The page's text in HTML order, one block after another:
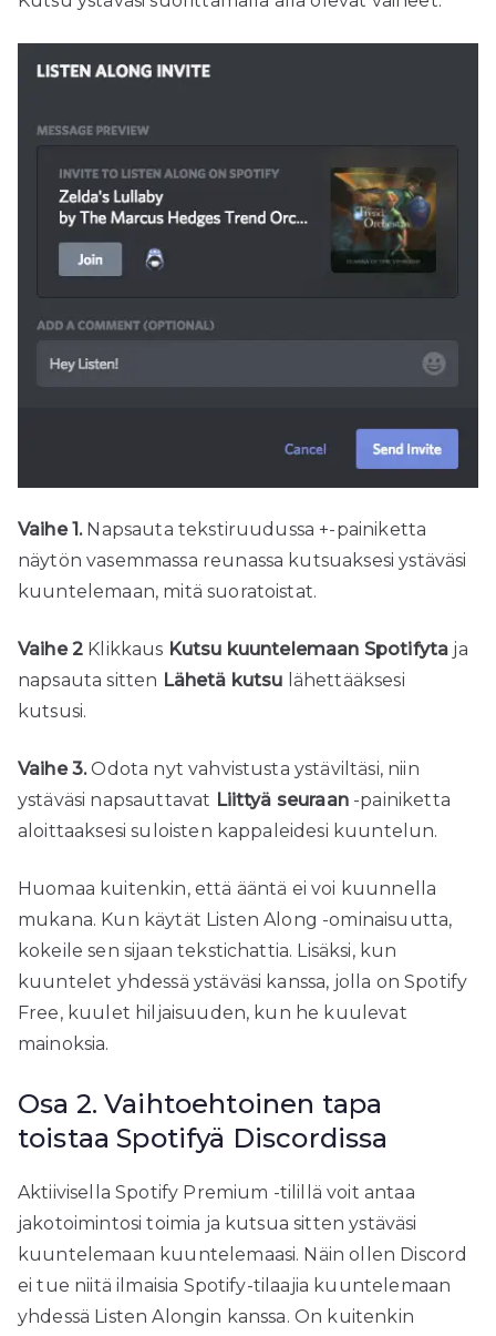
Vaihe 1.Napsauta tekstiruudussa +-painiketta
näytön vasemmassa reunassa kutsuaksesi ystäväsi
kuuntelemaan, mitä suoratoistat.
Vaihe 2 Klikkaus Kutsu kuuntelemaan Spotifyta ja
napsauta sitten Lähetä kutsu lähettääksesi
kutsusi.
Vaihe 3.Odota nyt vahvistusta ystäviltäsi, niin
ystäväsi napsauttavat Liittyä seuraan-painiketta
aloittaaksesi suloisten kappaleidesi kuuntelun.
Huomaa kuitenkin, että ääntä ei voi kuunnella
mukana. Kun käytät Listen Along -ominaisuutta,
kokeile sen sijaan tekstichattia. Lisäksi, kun
kuuntelet yhdessä ystäväsi kanssa, jolla on Spotify
Free, kuulet hiljaisuuden, kun he kuulevat
mainoksia.
Osa 2. Vaihtoehtoinen tapa
toistaa Spotifyä Discordissa
Aktiivisella Spotify Premium -tilillä voit antaa
jakotoimintosi toimia ja kutsua sitten ystäväsi
kuuntelemaan kuuntelemaasi. Näin ollen Discord
ei tue niitä ilmaisia ​​Spotify-tilaajia kuuntelemaan
yhdessä Listen Alongin kanssa. On kuitenkin